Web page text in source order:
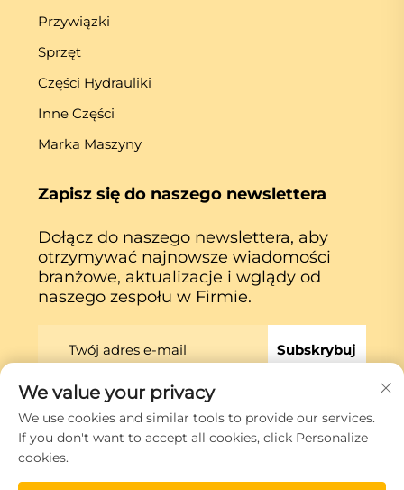
Przywiązki
Sprzęt
Części Hydrauliki
Inne Części
Marka Maszyny
Zapisz się do naszego newslettera
Dołącz do naszego newslettera, aby
otrzymywać najnowsze wiadomości
branżowe, aktualizacje i wglądy od
naszego zespołu w Firmie.
Subskrybuj
Prawa autorskie © Xiamen Globe Machine Co.,ltd.
Polityka prywatności
We value your privacy
We use cookies and similar tools to provide our services.
If you don't want to accept all cookies, click Personalize
cookies.